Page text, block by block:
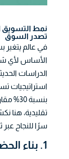
نمط التسويق
تصدر السوق
في عالم يتغير
الأساس لأي
استراتيجيات
بنسبة
تقليدية، هنا
سرًا للنجاح
1. بناء الحضور الرقمي بقوة